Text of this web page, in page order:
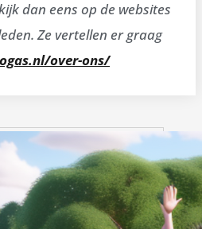
dan eens op de websites
Ze vertellen er graag
over-ons/